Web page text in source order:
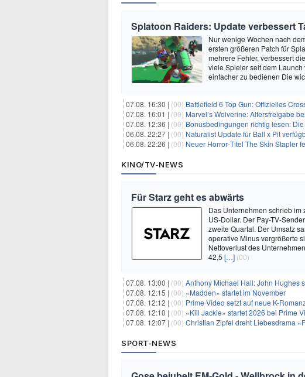
Splatoon Raiders: Update verbessert
Nur wenige Wochen nach
ersten größeren Patch für
mehrere Fehler, verbessert
viele Spieler seit dem Launch
einfacher zu bedienen Die
07.08. 16:30 | (00) Battlefield 6 Top Gun: Offizielles
07.08. 16:01 | (00) Marvel’s Wolverine: Altersfreigabe
07.08. 12:36 | (00) Bonusbedingungen richtig lesen:
06.08. 22:27 | (00) Naturalist Update für Ball x Pit
06.08. 22:26 | (00) Neuer Horror‑Titel The Skin Stapler
KINO/TV-NEWS
Für Starz geht es abwärts
Das Unternehmen schrieb im
US-Dollar. Der Pay-TV-
zweite Quartal. Der Umsatz
operative Minus vergrößerte
Nettoverlust des
42,5 […] (00)
07.08. 13:00 | (00) Anthony Michael Hall: John Hughes
07.08. 12:15 | (00) «Madden» startet im November
07.08. 12:12 | (00) Prime Video setzt auf neue K-
07.08. 12:10 | (00) «Kill Jackie» startet 2026 bei Prime
07.08. 12:07 | (00) Christian Zipfel dreht Liebesdrama
SPORT-NEWS